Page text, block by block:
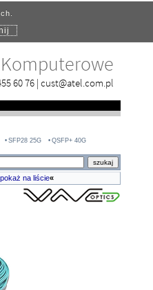
60 76 | cust@atel.com.pl
SFP28 25G
QSFP+ 40G
pokaż na liście«